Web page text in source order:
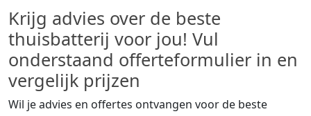
Krijg advies over de beste
thuisbatterij voor jou! Vul
onderstaand offerteformulier in en
vergelijk prijzen
Wil je advies en offertes ontvangen voor de beste